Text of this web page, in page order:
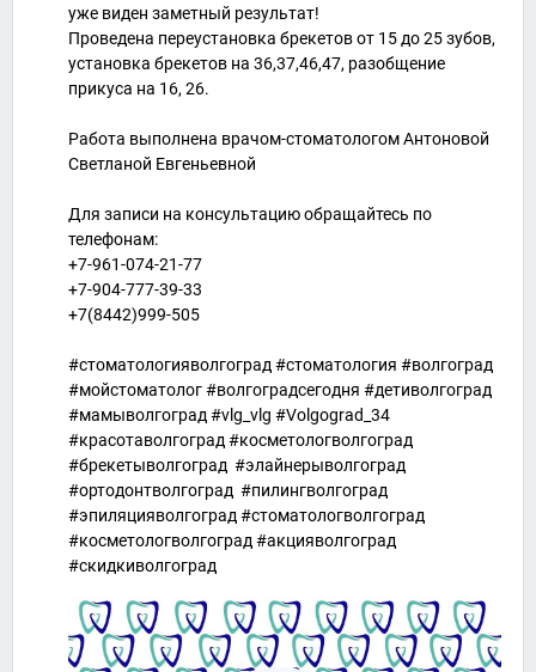
уже виден заметный результат!
Проведена переустановка брекетов от 15 до 25 зубов,
установка брекетов на 36,37,46,47, разобщение
прикуса на 16, 26.
Работа выполнена врачом-стоматологом Антоновой
Светланой Евгеньевной
Для записи на консультацию обращайтесь по
телефонам:
+7-961-074-21-77
+7-904-777-39-33
+7(8442)999-505
#стоматологияволгоград #стоматология #волгоград
#мойстоматолог #волгоградсегодня #детиволгоград
#мамыволгоград #vlg_vlg #Volgograd_34
#красотаволгоград #косметологволгоград
#брекетыволгоград #элайнерыволгоград
#ортодонтволгоград #пилингволгоград
#эпиляцияволгоград #стоматологволгоград
#косметологволгоград #акцияволгоград
#скидкиволгоград